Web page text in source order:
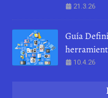
21.3.26
Guía
10.4.26